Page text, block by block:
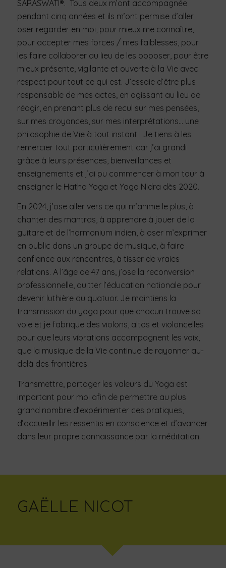
SARASWATI®. Tous deux m’ont accompagnée
pendant cinq années et ils m’ont permise d’aller
oser regarder en moi, pour mieux me connaître,
pour accepter mes forces / mes faiblesses, pour
les faire collaborer au lieu de les opposer, pour être
mieux présente, vigilante et ouverte à la Vie avec
respect pour tout ce qui est. J’essaie d’être plus
responsable de mes actes, en agissant au lieu de
réagir, en prenant plus de recul sur mes pensées,
sur mes croyances, sur mes interprétations… une
philosophie de Vie à tout instant ! Je tiens à les
remercier tout particulièrement car j’ai grandi
grâce à leurs présences, bienveillances et
enseignements et j’ai pu commencer à mon tour à
enseigner le Hatha Yoga et Yoga Nidra dès 2020.
En 2024, j’ose aller vers ce qui m’anime le plus, à
chanter des mantras, à apprendre à jouer de la
guitare et de l’harmonium indien, à oser m’exprimer
en public dans un groupe de musique, à faire
confiance aux rencontres, à tisser de vraies
relations. A l’âge de 47 ans, j’ose la reconversion
professionnelle, quitter l’éducation nationale pour
devenir luthière du quatuor. Je maintiens la
transmission du yoga pour que chacun trouve sa
voie et je fabrique des violons, altos et violoncelles
pour que leurs vibrations accompagnent les voix,
que la musique de la Vie continue de rayonner au-
delà des frontières.
Transmettre, partager les valeurs du Yoga est
important pour moi afin de permettre au plus
grand nombre d’expérimenter ces pratiques,
d’accueillir les ressentis en conscience et d’avancer
dans leur propre connaissance par la méditation.
GAËLLE NICOT